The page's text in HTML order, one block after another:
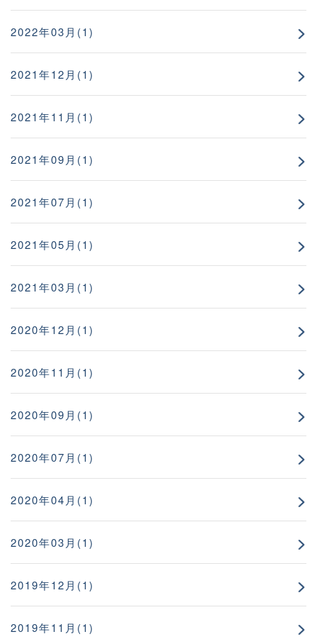
2022年03月(1)
2021年12月(1)
2021年11月(1)
2021年09月(1)
2021年07月(1)
2021年05月(1)
2021年03月(1)
2020年12月(1)
2020年11月(1)
2020年09月(1)
2020年07月(1)
2020年04月(1)
2020年03月(1)
2019年12月(1)
2019年11月(1)